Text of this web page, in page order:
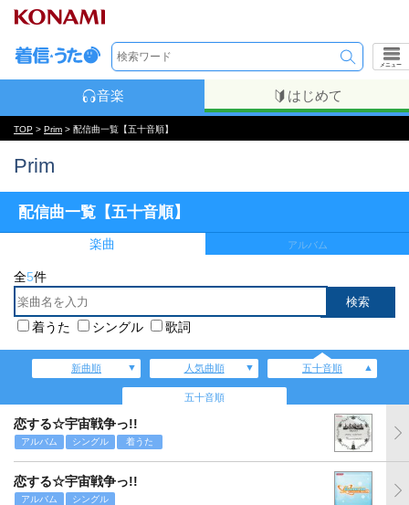
メニュー
音楽 はじめて
TOP > Prim > 配信曲一覧【五十音順】
Prim
配信曲一覧【五十音順】
楽曲 アルバム
全5件
着うた シングル 歌詞
新曲順 人気曲順 五十音順
五十音順
恋する☆宇宙戦争っ!!
アルバム シングル 着うた
恋する☆宇宙戦争っ!!
アルバム シングル